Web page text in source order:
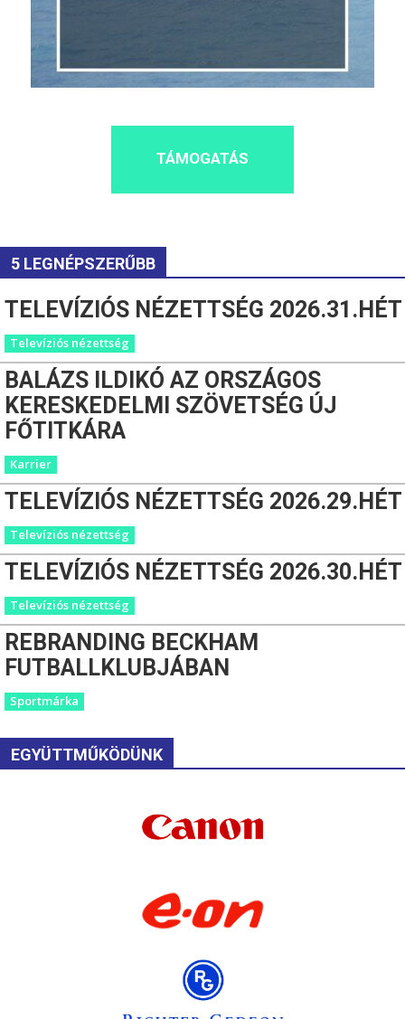
TÁMOGATÁS
5 LEGNÉPSZERŰBB
TELEVÍZIÓS NÉZETTSÉG 2026.31.HÉT
Televíziós nézettség
BALÁZS ILDIKÓ AZ ORSZÁGOS
KERESKEDELMI SZÖVETSÉG ÚJ
FŐTITKÁRA
Karrier
TELEVÍZIÓS NÉZETTSÉG 2026.29.HÉT
Televíziós nézettség
TELEVÍZIÓS NÉZETTSÉG 2026.30.HÉT
Televíziós nézettség
REBRANDING BECKHAM
FUTBALLKLUBJÁBAN
Sportmárka
EGYÜTTMŰKÖDÜNK